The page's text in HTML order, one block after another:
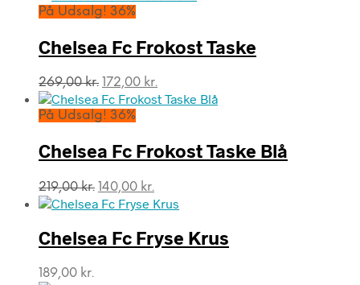
pris
259,00 kr.. 166,00 kr..
På Udsalg! 36%
Chelsea Fc Frokost Taske
269,00kr. Den
oprindelige
pris
269,00 kr..
172,00 kr.
aktuelle
172,00 kr..
På Udsalg! 36%
Chelsea Fc Frokost Taske Blå
219,00kr. Den
oprindelige
var:
219,00 kr..
140,00 kr.
aktuelle
er:
140,00 kr..
Chelsea Fc Fryse Krus
189,00 kr.